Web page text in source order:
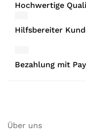
Hochwertige
Hilfsbereiter
Bezahlung mit
Über uns